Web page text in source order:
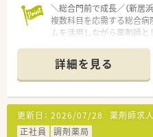
トさせる為、調剤補助の研
た研修を受けた調剤事務
ださる環境作りを進めてい
ションが御座います。
①現場：薬剤師→副薬局長→
ジャー→支店長→本部長（経
リア支援室、管理本部など
③現場業務＋リクルーター、
門認定薬剤師などご興味や
＼総合門前で成長／（新居
複数科目を応需する総合病
ムを活用しながら薬剤師と
【店舗情報と応需状況につい
■新居浜駅から車で10分ほ
の処方箋を1日に約40枚応
■総合病院の門前薬局とし
い知識を日々吸収しながら
■最先端の電子薬歴システ
化と質の高い患者様対応を
詳細を見る
更新日： 2026/07/28 薬剤師求人
正社員
調剤薬局